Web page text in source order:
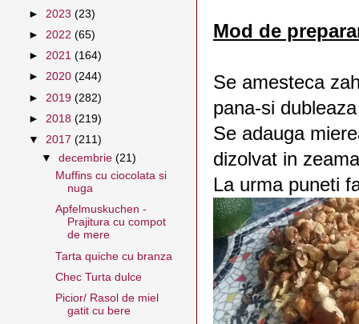
Mod de
Se amesteca
pana-si
Se adauga
dizolvat in
La urma puneti
► 2023 (23)
► 2022 (65)
► 2021 (164)
► 2020 (244)
► 2019 (282)
► 2018 (219)
▼ 2017 (211)
▼decembrie(21)
Muffins cu ciocolata si
nuga
Apfelmuskuchen -
Prajitura cu compot
de mere
Tarta quiche cu branza
Chec Turta dulce
Picior/ Rasol de miel
gatit cu bere